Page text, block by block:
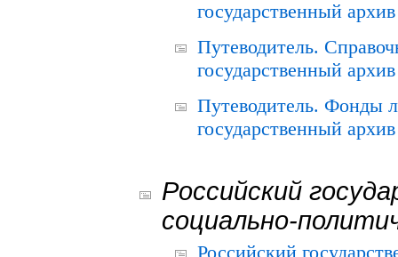
государственный
Путеводитель.
государственный
Путеводитель. Фонды
государственный
Российский
социально-
Российский